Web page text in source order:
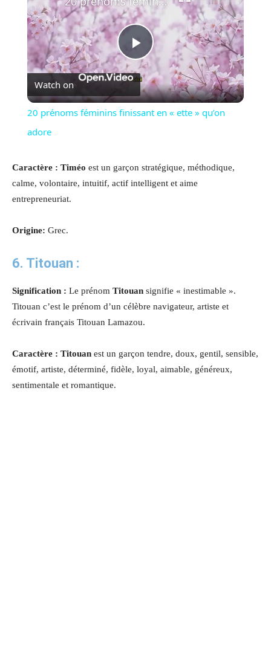
Play
Video
Watch on
20 prénoms féminins finissant en « ette » qu’on
adore
Caractère : Timéo est un garçon stratégique, méthodique,
calme, volontaire, intuitif, actif intelligent et aime
entrepreneuriat.
Origine: Grec.
6. Titouan :
Signification : Le prénom Titouan signifie « inestimable ».
Titouan c’est le prénom d’un célèbre navigateur, artiste et
écrivain français Titouan Lamazou.
Caractère : Titouan est un garçon tendre, doux, gentil, sensible,
émotif, artiste, déterminé, fidèle, loyal, aimable, généreux,
sentimentale et romantique.